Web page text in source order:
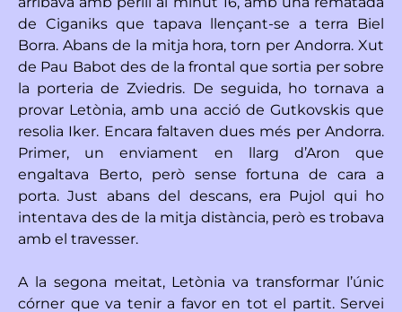
de Ciganiks que tapava llençant-se a terra Biel
Borra. Abans de la mitja hora, torn per Andorra. Xut
de Pau Babot des de la frontal que sortia per sobre
la porteria de Zviedris. De seguida, ho tornava a
provar Letònia, amb una acció de Gutkovskis que
resolia Iker. Encara faltaven dues més per Andorra.
Primer, un enviament en llarg d’Aron que
engaltava Berto, però sense fortuna de cara a
porta. Just abans del descans, era Pujol qui ho
intentava des de la mitja distància, però es trobava
amb el travesser.
A la segona meitat, Letònia va transformar l’únic
córner que va tenir a favor en tot el partit. Servei